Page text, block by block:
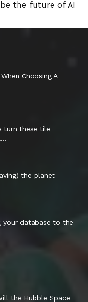
the future of AI
Choosing A
turn these tile
the planet
your database to the
the Hubble Space